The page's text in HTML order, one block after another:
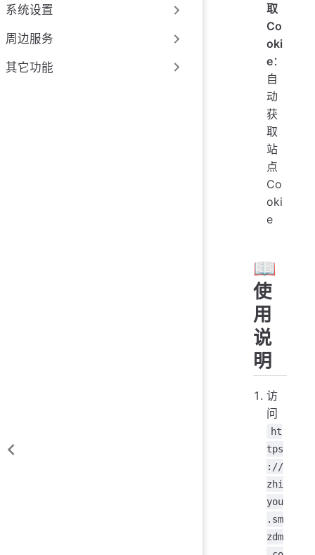
系统设置
周边服务
其它功能
取
Co
oki
e：
自
动
获
取
站
点
Co
oki
e
📖
使
用
说
明
访
问
ht
tps
://
zhi
you
.sm
zdm